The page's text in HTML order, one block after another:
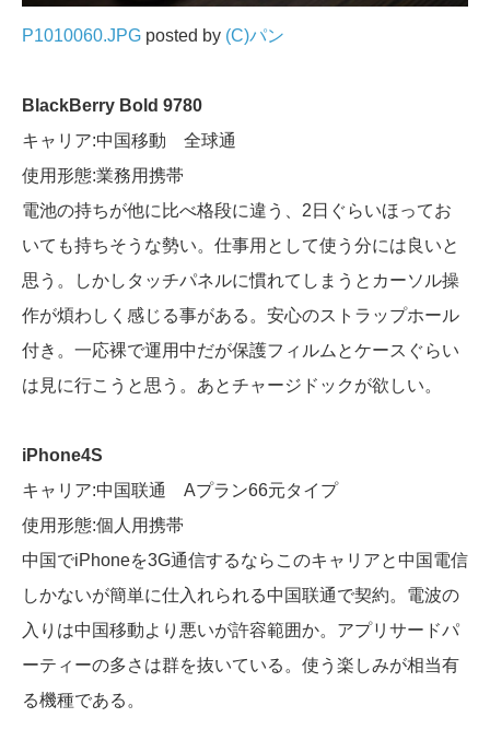
P1010060.JPG posted by (C)パン
BlackBerry Bold 9780
キャリア:中国移動 全球通
使用形態:業務用携帯
電池の持ちが他に比べ格段に違う、2日ぐらいほってお
いても持ちそうな勢い。仕事用として使う分には良いと
思う。しかしタッチパネルに慣れてしまうとカーソル操
作が煩わしく感じる事がある。安心のストラップホール
付き。一応裸で運用中だが保護フィルムとケースぐらい
は見に行こうと思う。あとチャージドックが欲しい。
iPhone4S
キャリア:中国联通 Aプラン66元タイプ
使用形態:個人用携帯
中国でiPhoneを3G通信するならこのキャリアと中国電信
しかないが簡単に仕入れられる中国联通で契約。電波の
入りは中国移動より悪いが許容範囲か。アプリサードパ
ーティーの多さは群を抜いている。使う楽しみが相当有
る機種である。